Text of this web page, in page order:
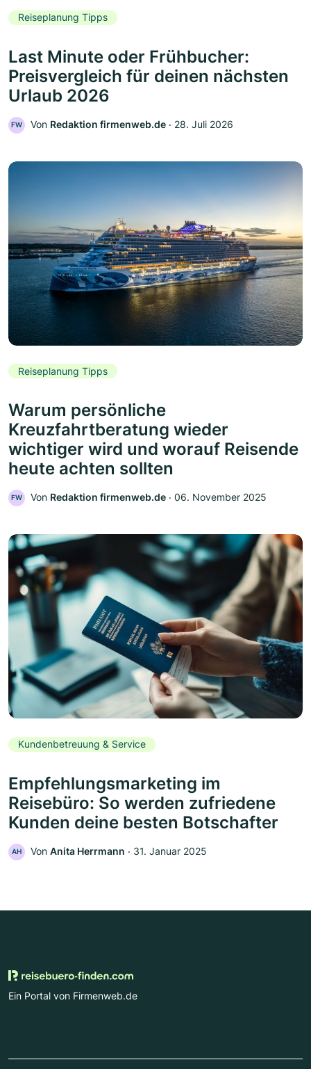
Reiseplanung Tipps
Last Minute oder Frühbucher:
Preisvergleich für deinen nächsten
Urlaub 2026
FW Von Redaktion firmenweb.de ‧ 28. Juli 2026
Reiseplanung Tipps
Warum persönliche
Kreuzfahrtberatung wieder
wichtiger wird und worauf Reisende
heute achten sollten
FW Von Redaktion firmenweb.de ‧ 06. November 2025
Kundenbetreuung & Service
Empfehlungsmarketing im
Reisebüro: So werden zufriedene
Kunden deine besten Botschafter
AH Von Anita Herrmann ‧ 31. Januar 2025
Ein Portal von Firmenweb.de